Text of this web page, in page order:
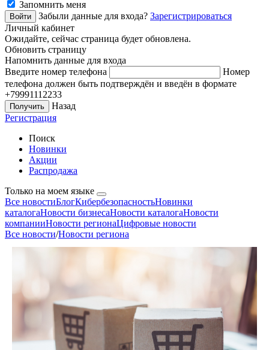
Запомнить меня
Забыли данные для входа? Зарегистрироваться
Личный кабинет
Ожидайте, сейчас страница будет обновлена.
Обновить страницу
Напомнить данные для входа
Введите номер телефона
Номер
телефона должен быть подтверждён и введён в формате
+79991112233
Назад
Регистрация
Поиск
Новинки
Акции
Распродажа
Только на моем языке
Все новостиБлогКибербезопасностьНовинки
каталогаНовости бизнесаНовости каталогаНовости
компанииНовости регионаЦифровые новости
Все новости/Новости региона